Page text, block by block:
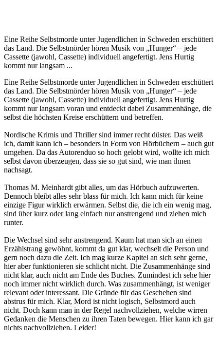
Eine Reihe Selbstmorde unter Jugendlichen in Schweden erschüttert
das Land. Die Selbstmörder hören Musik von „Hunger“ – jede
Cassette (jawohl, Cassette) individuell angefertigt. Jens Hurtig
kommt nur langsam ...
Eine Reihe Selbstmorde unter Jugendlichen in Schweden erschüttert
das Land. Die Selbstmörder hören Musik von „Hunger“ – jede
Cassette (jawohl, Cassette) individuell angefertigt. Jens Hurtig
kommt nur langsam voran und entdeckt dabei Zusammenhänge, die
selbst die höchsten Kreise erschüttern und betreffen.
Nordische Krimis und Thriller sind immer recht düster. Das weiß
ich, damit kann ich – besonders in Form von Hörbüchern – auch gut
umgehen. Da das Autorenduo so hoch gelobt wird, wollte ich mich
selbst davon überzeugen, dass sie so gut sind, wie man ihnen
nachsagt.
Thomas M. Meinhardt gibt alles, um das Hörbuch aufzuwerten.
Dennoch bleibt alles sehr blass für mich. Ich kann mich für keine
einzige Figur wirklich erwärmen. Selbst die, die ich ein wenig mag,
sind über kurz oder lang einfach nur anstrengend und ziehen mich
runter.
Die Wechsel sind sehr anstrengend. Kaum hat man sich an einen
Erzählstrang gewöhnt, kommt da gut klar, wechselt die Person und
gern noch dazu die Zeit. Ich mag kurze Kapitel an sich sehr gerne,
hier aber funktionieren sie schlicht nicht. Die Zusammenhänge sind
nicht klar, auch nicht am Ende des Buches. Zumindest ich sehe hier
noch immer nicht wirklich durch. Was zusammenhängt, ist weniger
relevant oder interessant. Die Gründe für das Geschehen sind
abstrus für mich. Klar, Mord ist nicht logisch, Selbstmord auch
nicht. Doch kann man in der Regel nachvollziehen, welche wirren
Gedanken die Menschen zu ihren Taten bewegen. Hier kann ich gar
nichts nachvollziehen. Leider!